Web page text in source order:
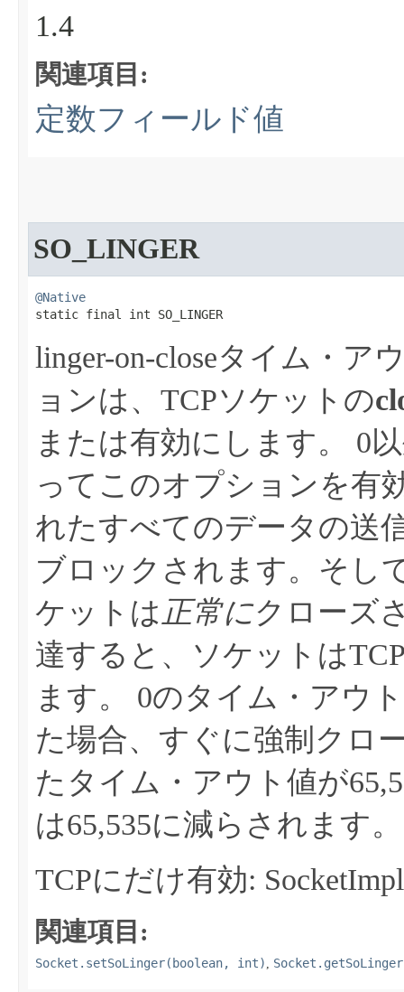
1.4
関連項目:
定数フィールド値
SO_LINGER
@Native
static final int SO_LINGER
linger-on-closeタイム・ア
ョンは、TCPソケットの
または有効にします。
0
ってこのオプションを有
れたすべてのデータの送
ブロックされます。そし
ケットは 正常にクローズ
達すると、ソケットは
ます。
0のタイム・アウ
た場合、すぐに強制クロ
たタイム・アウト値が
は65,535に減らされます。
TCPにだけ有効: SocketImpl
関連項目:
Socket.setSoLinger(boolean, int) ,